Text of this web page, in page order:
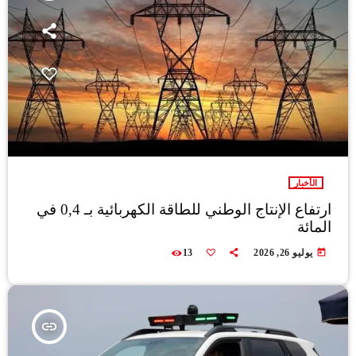
الأخبار
ارتفاع الإنتاج الوطني للطاقة الكهربائية بـ 0,4 في
المائة
today يوليو 26, 2026 13
insert_link